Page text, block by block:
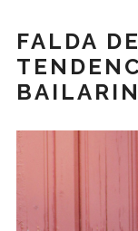
FALDA